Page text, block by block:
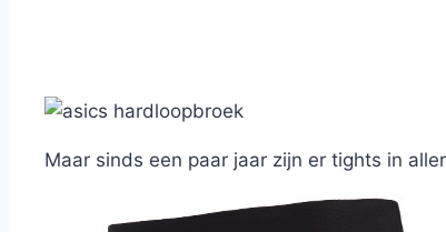
Maar sinds een paar jaar zijn er tights in